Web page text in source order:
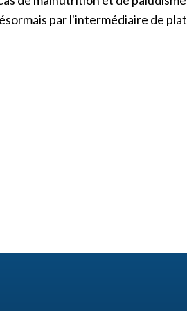
par l'intermédiaire de